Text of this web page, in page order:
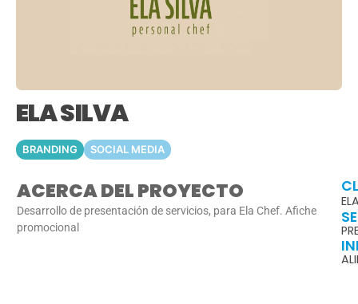
ELA SILVA
BRANDING SOCIAL MEDIA
ACERCA DEL PROYECTO
Desarrollo de presentación de servicios, para Ela Chef. Afiche
promocional